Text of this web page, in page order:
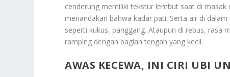
cenderung memiliki tekstur lembut saat di
menandakan bahwa kadar pati. Serta air di
seperti kukus, panggang. Ataupun di rebus, rasa
ramping dengan bagian tengah yang kecil.
AWAS KECEWA, INI CIRI UBI